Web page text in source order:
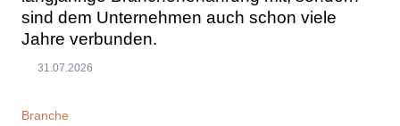
sind dem Unternehmen auch schon viele
Jahre verbunden.
31.07.2026
Branche